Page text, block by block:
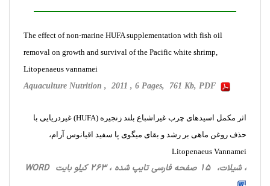
The effect of non-marine HUFA supplementation with fish oil
removal on growth and survival of the Pacific white shrimp,
Litopenaeus vannamei
Aquaculture Nutrition , 2011 , 6 Pages, 761 Kb, PDF
اثر مکمل اسیدهای چرب غیراشباع بلند زنجیره (HUFA) غیردریایی با
حذف روغن ماهی بر رشد و بقای میگوی پا سفید اقیانوس آرام،
Litopenaeus Vannamei
، شیلات، 15 صفحه فارسی تایپ شده ، 263 کیلو بایت WORD